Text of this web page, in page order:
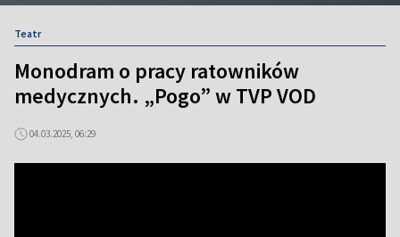
Teatr
Monodram o pracy ratowników
medycznych. „Pogo” w TVP VOD
04.03.2025, 06:29